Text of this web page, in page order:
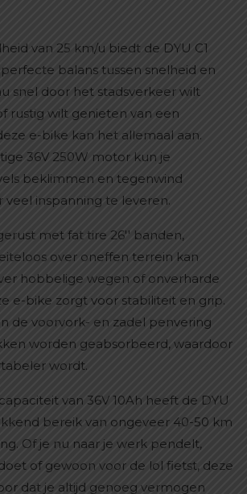
van 25 km/u biedt de DYU C1
balans tussen snelheid en
snel door het stadsverkeer wilt
rustig wilt genieten van een
e-bike kan het allemaal aan.
36V 250W motor kun je
beklimmen en tegenwind
inspanning te leveren.
met fat tire 26'' banden,
over oneffen terrein kan
hobbelige wegen of onverharde
e-bike zorgt voor stabiliteit en grip.
de voorvork- en zadel penvering
worden geabsorbeerd, waardoor
wordt.
van 36V 10Ah heeft de DYU
bereik van ongeveer 40-50 km
Of je nu naar je werk pendelt,
of gewoon voor de lol fietst, deze
dat je altijd genoeg vermogen